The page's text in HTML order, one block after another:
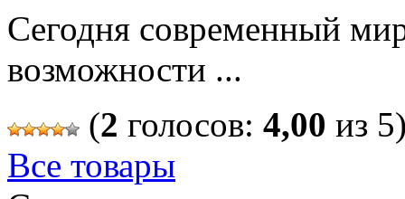
Сегодня современный
возможности ...
(2 голосов: 4,00 из
Все товары